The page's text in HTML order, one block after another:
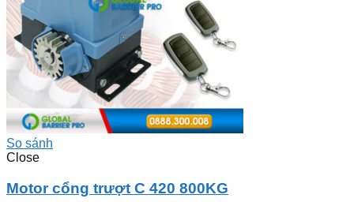
So sánh
Close
Motor cổng trượt C 420 800KG